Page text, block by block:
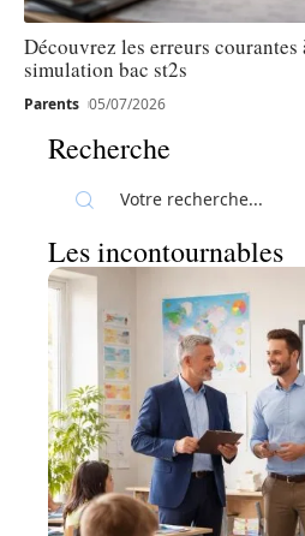
Découvrez les erreurs courantes
simulation bac st2s
Parents 05/07/2026
Recherche
Les incontournables